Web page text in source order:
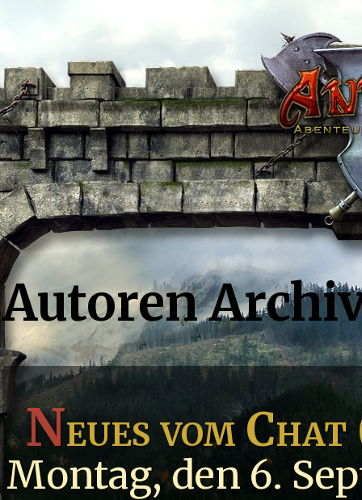
Autoren
Neues vom
Montag, den 6.